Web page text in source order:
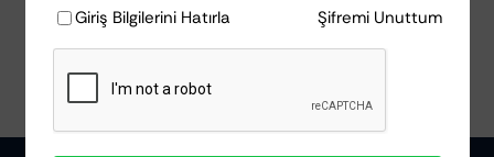
Giriş Bilgilerini Hatırla Şifremi Unuttum